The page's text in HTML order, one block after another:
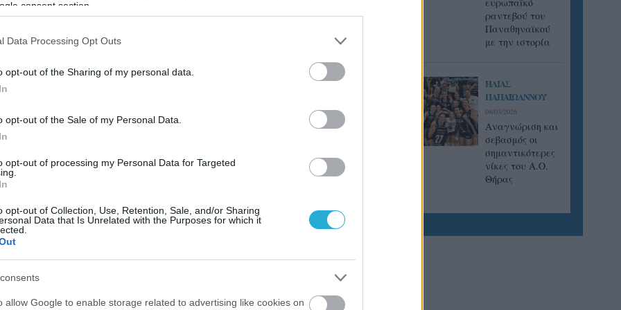
consent section.
Data Processing Opt Outs
opt-out of the Sharing of my personal data.
opt-out of the Sale of my Personal Data.
opt-out of processing my Personal Data for Targeted
opt-out of Collection, Use, Retention, Sale, and/or Sharing
Data that Is Unrelated with the Purposes for which it
allow Google to enable storage related to advertising like cookies on
στο συμπέρασμα ότι το γήπεδο στους δύο ημιτελικούς,
η ομάδα μας θα είναι γεμάτο με διακριτικά και
έχει χαρακτηριστεί ειδικής διαχείρισης.
Επιτροπή και την Αστυνομική Διεύθυνση της Ρόδου
για την στάση την οποία θα κρατήσει η ομάδα μας σε
#ΠΑΝΑΘΗΝΑΪΚΟΣ #ΠΑΟΚ #ΡΟΔΟΣ
ραντεβού του
Παναθηναϊκού
με την ιστορία
ΗΛΙΑΣ
ΠΑΠΑΪΩΑΝΝΟΥ
08/03/2026
Αναγνώριση και
σεβασμός οι
σημαντικότερες
νίκες του Α.Ο.
Θήρας